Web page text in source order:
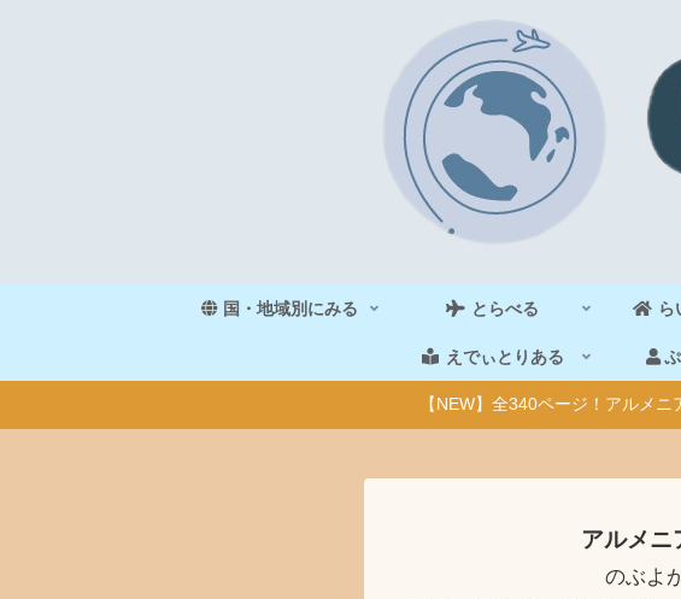
国・地域別にみる とらべる ら
えでぃとりある
【NEW】全340ページ！アルメ
アルメニ
のぶよ